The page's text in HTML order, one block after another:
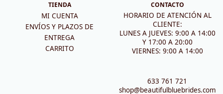
TIENDA
MI CUENTA
ENVÍOS Y PLAZOS DE
ENTREGA
CARRITO
CONTACTO
HORARIO DE ATENCIÓN AL
CLIENTE:
LUNES A JUEVES: 9:00 A 14:00
Y 17:00 A 20:00
VIERNES: 9:00 A 14:00
633 761 721
shop@beautifulbluebrides.com